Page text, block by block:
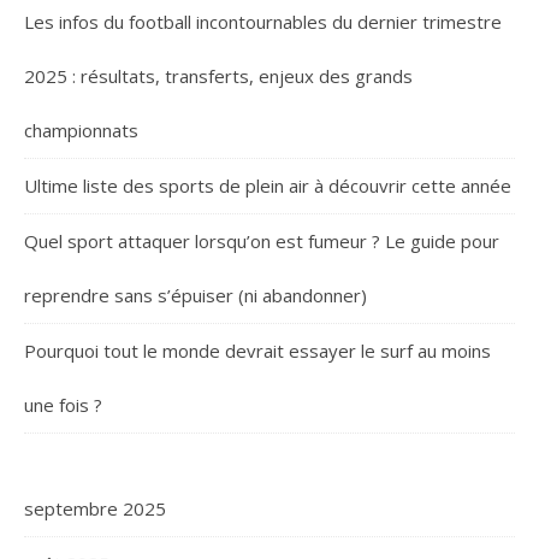
Les infos du football incontournables du dernier trimestre
2025 : résultats, transferts, enjeux des grands
championnats
Ultime liste des sports de plein air à découvrir cette année
Quel sport attaquer lorsqu’on est fumeur ? Le guide pour
reprendre sans s’épuiser (ni abandonner)
Pourquoi tout le monde devrait essayer le surf au moins
une fois ?
septembre 2025